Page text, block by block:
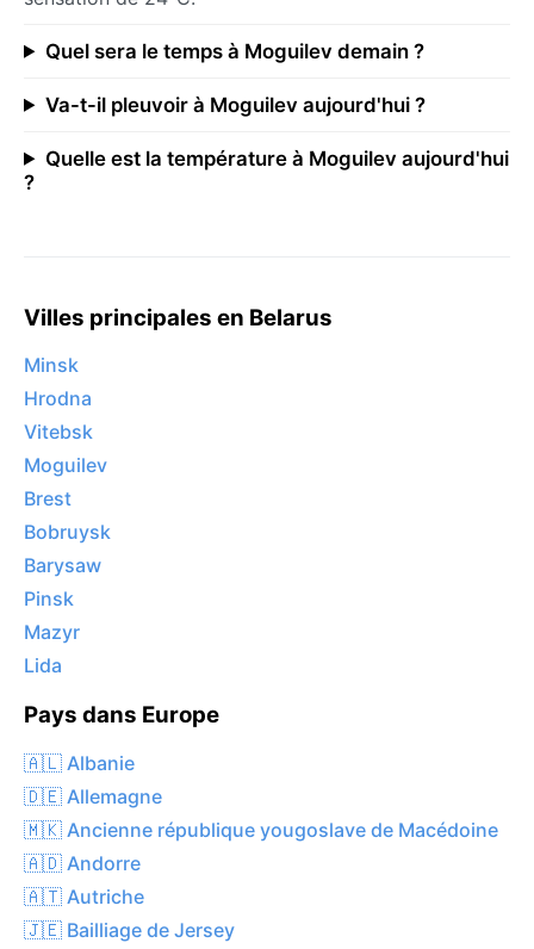
Quel sera le temps à Moguilev demain ?
Va-t-il pleuvoir à Moguilev aujourd'hui ?
Quelle est la température à Moguilev aujourd'hui
?
Villes principales en Belarus
Minsk
Hrodna
Vitebsk
Moguilev
Brest
Bobruysk
Barysaw
Pinsk
Mazyr
Lida
Pays dans Europe
🇦🇱 Albanie
🇩🇪 Allemagne
🇲🇰 Ancienne république yougoslave de Macédoine
🇦🇩 Andorre
🇦🇹 Autriche
🇯🇪 Bailliage de Jersey